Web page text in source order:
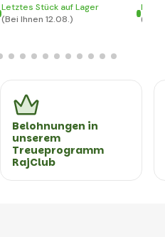
Letztes Stück auf Lager
(Bei Ihnen 12.08.)
(Bei
Belohnungen in
unserem
Treueprogramm
RajClub